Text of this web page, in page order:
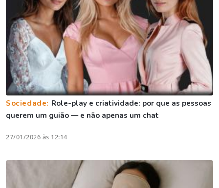
Sociedade: Role-play e criatividade: por que as pessoas
querem um guião — e não apenas um chat
27/01/2026 às 12:14